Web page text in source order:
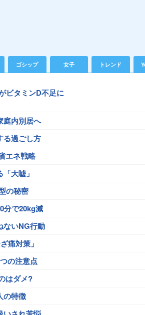
ゴシップ 女子 トレンド
ビタミンD不足に
内別居へ
る過ごし方
エネ戦略
大嘘」
の秘密
分で20kg減
ないNG行動
痛対策」
の注意点
はダメ?
の特徴